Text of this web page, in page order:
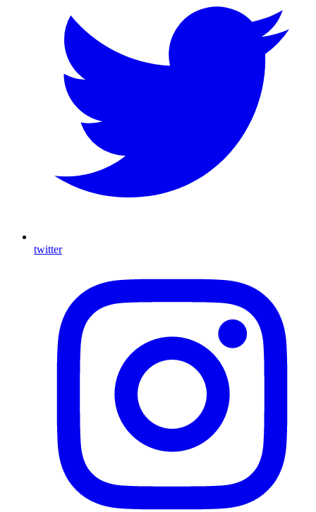
twitter